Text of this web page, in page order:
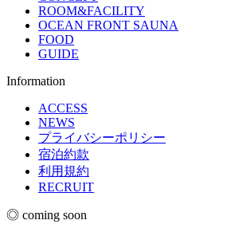
ROOM&FACILITY
OCEAN FRONT SAUNA
FOOD
GUIDE
Information
ACCESS
NEWS
プライバシーポリシー
宿泊約款
利用規約
RECRUIT
◎ coming soon